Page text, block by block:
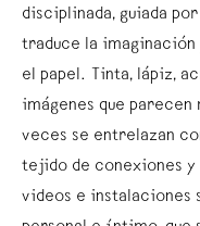
disciplinada, guiada
traduce la
el papel. Tinta, lápiz,
imágenes que parecen
veces se entrelazan
tejido de conexiones y
videos e